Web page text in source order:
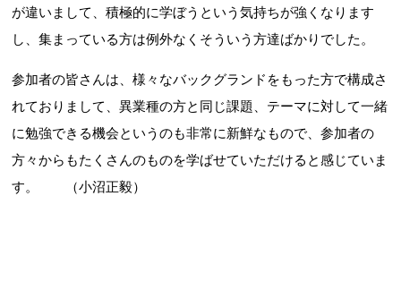
が違いまして、積極的に学ぼうという気持ちが強くなります
し、集まっている方は例外なくそういう方達ばかりでした。
参加者の皆さんは、様々なバックグランドをもった方で構成さ
れておりまして、異業種の方と同じ課題、テーマに対して一緒
に勉強できる機会というのも非常に新鮮なもので、参加者の
方々からもたくさんのものを学ばせていただけると感じていま
す。 （小沼正毅）